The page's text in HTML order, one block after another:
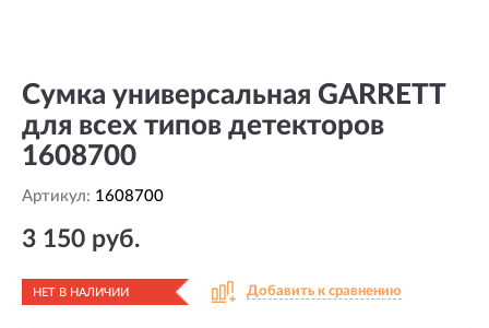
Сумка универсальная GARRETT
для всех типов детекторов
1608700
Артикул: 1608700
3 150 руб.
НЕТ В НАЛИЧИИ Добавить к сравнению